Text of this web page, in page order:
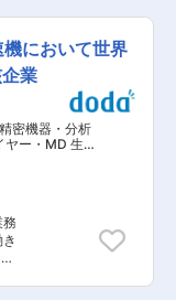
⇒
指
）
において世界
業
密機器・分析
ー・MD 生産